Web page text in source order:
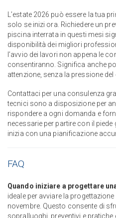
L’estate 2026 può essere la tua
solo se inizi ora. Richiedere un
piscina interrata in questi mesi
disponibilità dei migliori
l’avvio dei lavori non appena le
consentiranno. Significa anche
attenzione, senza la pressione
Contattaci per una consulenza
tecnici sono a disposizione per
rispondere a ogni domanda e
necessarie per partire con il
inizia con una pianificazione
FAQ
Quando iniziare a progettare
ideale per avviare la
novembre. Questo consente di
sopralluoghi, preventivi e pratiche